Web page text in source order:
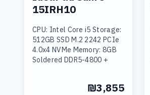
15IRH10
CPU: Intel Core i5 Storage:
512GB SSD M.2 2242 PCIe
4.0x4 NVMe Memory: 8GB
Soldered DDR5-4800 +
UHD Graphics Display: 15.3
₪3,855